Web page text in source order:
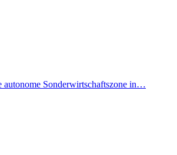
autonome Sonderwirtschaftszone in…